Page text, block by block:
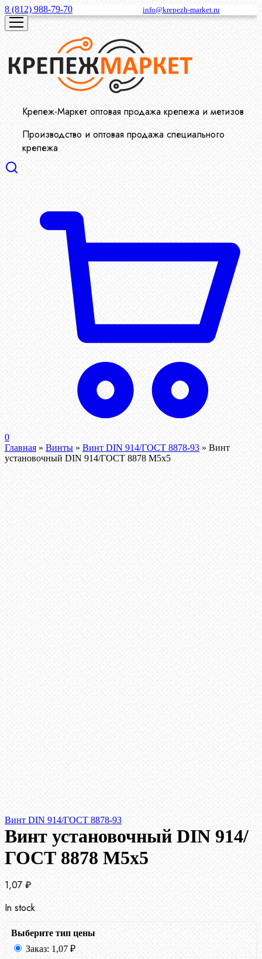
8 (812) 988-79-70 info@krepezh-market.ru
Крепеж-Маркет оптовая продажа крепежа и метизов
Производство и оптовая продажа специального
крепежа
0
Главная » Винты » Винт DIN 914/ГОСТ 8878-93 » Винт
установочный DIN 914/ГОСТ 8878 M5x5
Винт DIN 914/ГОСТ 8878-93
Винт установочный DIN 914/
ГОСТ 8878 M5x5
1,07 ₽
In stock
Выберите тип цены
Заказ: 1,07 ₽